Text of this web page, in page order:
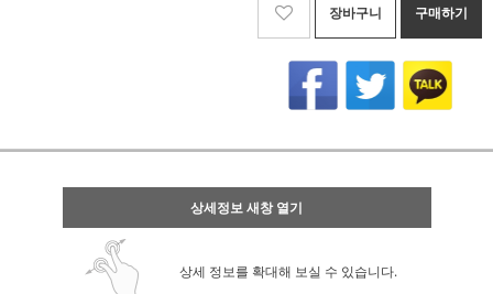
장바구니 구매하기
상세정보 새창 열기
상세 정보를 확대해 보실 수 있습니다.